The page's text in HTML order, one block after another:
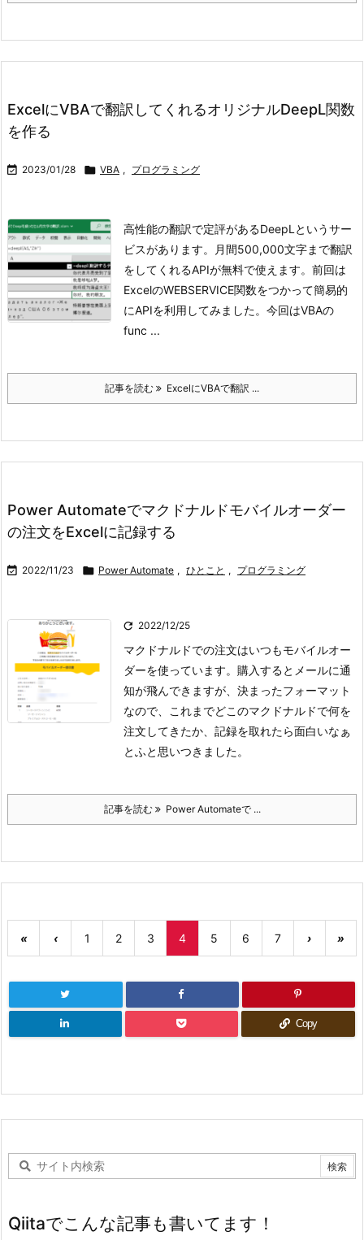
ExcelにVBAで翻訳してくれるオリジナルDeepL関数
を作る
 2023/01/28  VBA , プログラミング
高性能の翻訳で定評があるDeepLというサー
ビスがあります。月間500,000文字まで翻訳
をしてくれるAPIが無料で使えます。前回は
ExcelのWEBSERVICE関数をつかって簡易的
にAPIを利用してみました。今回はVBAの
func ...
記事を読む ExcelにVBAで翻訳 ...
Power Automateでマクドナルドモバイルオーダー
の注文をExcelに記録する
 2022/11/23  Power Automate , ひとこと , プログラミング
 2022/12/25
マクドナルドでの注文はいつもモバイルオー
ダーを使っています。購入するとメールに通
知が飛んできますが、決まったフォーマット
なので、これまでどこのマクドナルドで何を
注文してきたか、記録を取れたら面白いなぁ
とふと思いつきました。
記事を読む Power Automateで ...
« ‹ 1 2 3 4 5 6 7 › »
Copy
Qiitaでこんな記事も書いてます！